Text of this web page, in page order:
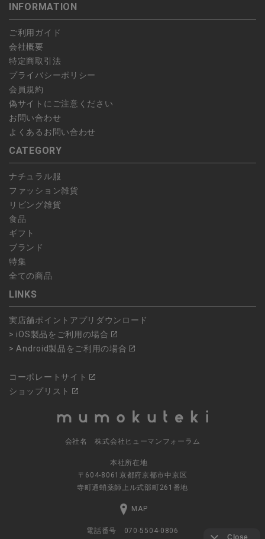
します。
予約商品など一部キャンセルが出来ない場合がございます。あら
かじめご了承ください。
こちら よりご依頼ください。
INFORMATION
ご利用ガイド
会社概要
特定商取引法
プライバシーポリシー
会員規約
偽サイトにご注意ください
お問い合わせ
よくあるお問い合わせ
CATEGORY
ナチュラル服
ファッション雑貨
リビング雑貨
食品
ギフト
ブランド
特集
全ての商品
LINKS
実店舗ポイントアプリダウンロード
> iOS製品をご利用の場合
> Android製品をご利用の場合
コーポレートサイト
ショップリスト
会社名 株式会社ヒューマンフォーラム
本社所在地
〒604-8061京都府京都市中京区
寺町通蛸薬師上ル式部町261番地
MAP
電話番号 070-5504-0806